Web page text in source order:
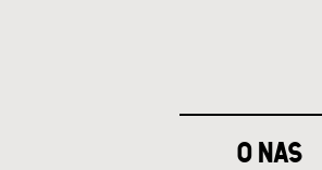
O NAS